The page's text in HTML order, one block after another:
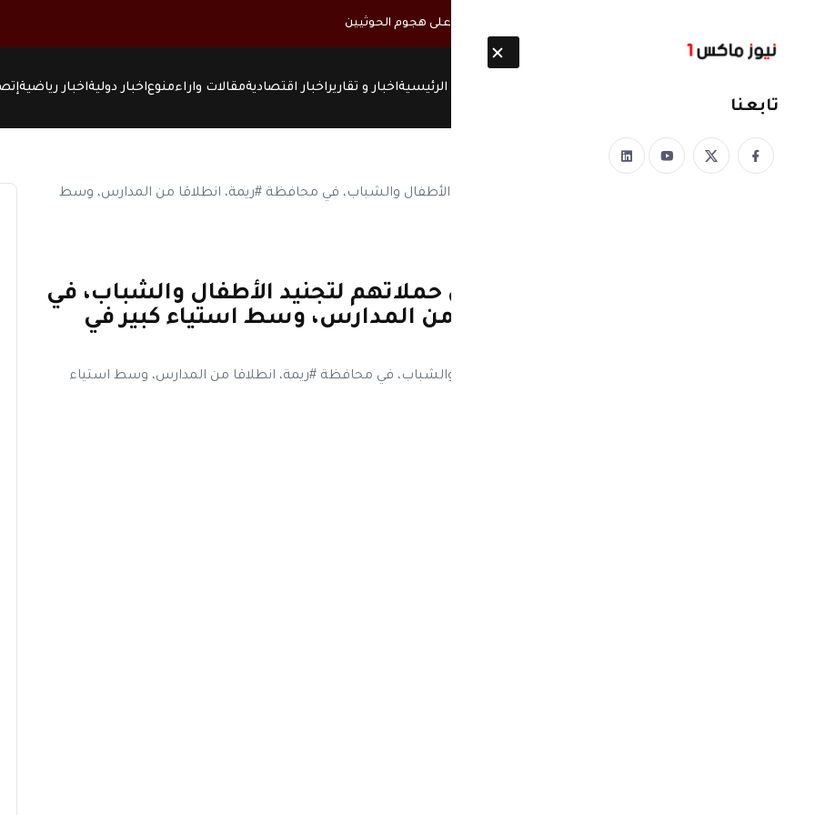
غضب يمني واسع من رد فعل الحكومة والدفاع على هجوم الحوثيين
الرئيسيةاخبار و تقاريراخبار اقتصاديةمقالات واراءمنوعاخبار دوليةاخبار رياضية
تابعنا
اليمن| ‏⁧‫#الحوثيون‬⁩ يكثفون حملاتهم لتجنيد الأطفال والشباب، في
محافظة ⁧‫#ريمة‬⁩، انطلاقا من المدارس، وسط استياء كبير في
‏⁧‫#الحوثيون‬⁩ يكثفون حملاتهم لتجنيد الأطفال والشباب، في محافظة ⁧‫#ريمة‬⁩، انطلاقا من المدارس، وسط استياء